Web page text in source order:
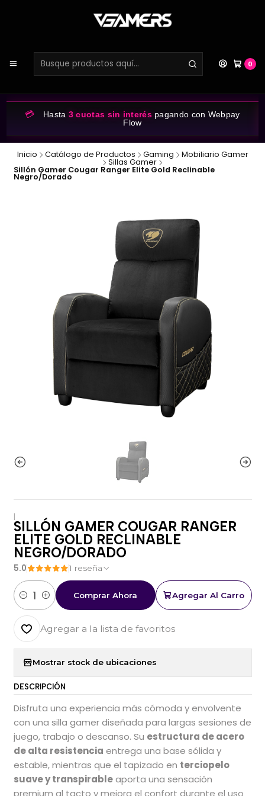
0
💳 Hasta 3 cuotas sin interéspagando con Webpay
Flow
Inicio Catálogo de Productos Gaming Mobiliario Gamer
Sillas Gamer
Sillón Gamer Cougar Ranger Elite Gold Reclinable
Negro/Dorado
|
SILLÓN GAMER COUGAR RANGER
ELITE GOLD RECLINABLE
NEGRO/DORADO
5.0 1 reseña
Cantidad
Agregar Al Carro
Comprar Ahora
Agregar a la lista de favoritos
Mostrar stock de ubicaciones
DESCRIPCIÓN
Disfruta una experiencia más cómoda y envolvente
con una silla gamer diseñada para largas sesiones de
juego, trabajo o descanso. Su estructura de acero
de alta resistencia entrega una base sólida y
estable, mientras que el tapizado en terciopelo
suave y transpirableaporta una sensación
premium al tacto y mejora el confort durante el uso